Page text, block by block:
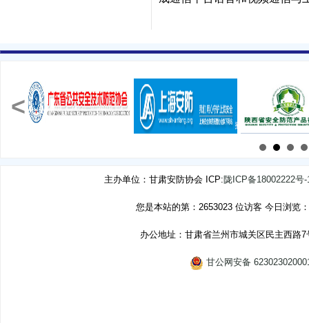
<
主办单位：甘肃安防协会 ICP:陇ICP备18002222号-
您是本站的第：2653023 位访客 今日浏览
办公地址：甘肃省兰州市城关区民主西路
甘公网安备